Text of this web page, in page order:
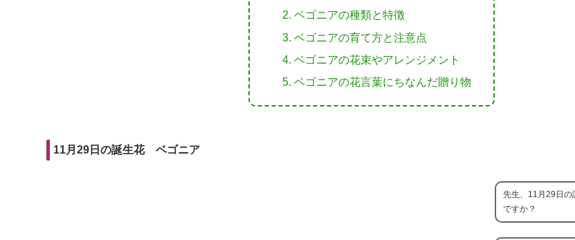
ベゴニアの種類と特徴
ベゴニアの育て方と注意点
ベゴニアの花束やアレンジメント
ベゴニアの花言葉にちなんだ贈り物
11月29日の誕生花 ベゴニア
先生、11月29日の
ですか？